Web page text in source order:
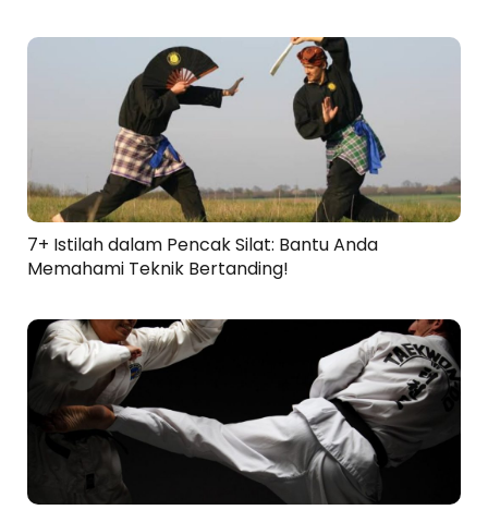
7+ Istilah dalam Pencak Silat: Bantu Anda
Memahami Teknik Bertanding!